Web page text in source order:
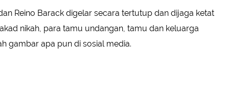
Reino Barack digelar secara tertutup dan dijaga ketat
nikah, para tamu undangan, tamu dan keluarga
gambar apa pun di sosial media.